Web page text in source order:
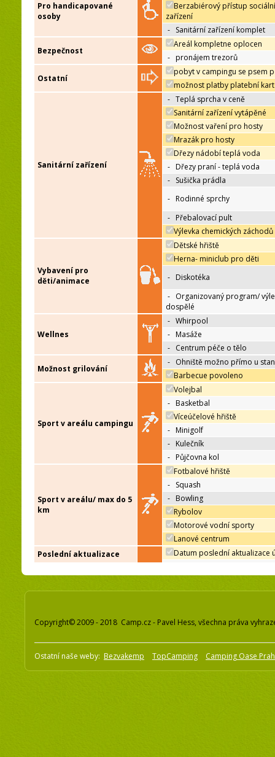
Pro handicapované
osoby
Berzabiérový přístup sociální
zařízení
- Sanitární zařízení komplet
Bezpečnost
Areál kompletne oplocen
- pronájem trezorů
Ostatní
pobyt v campingu se psem
možnost platby platební
Sanitární zařízení
- Teplá sprcha v ceně
Sanitární zařízení vytápěné
Možnost vaření pro hosty
Mrazák pro hosty
Dřezy nádobí teplá voda
- Dřezy praní - teplá voda
- Sušička prádla
- Rodinné sprchy
- Přebalovací pult
Výlevka chemických záchodů
Vybavení pro
děti/animace
Dětské hřiště
Herna- miniclub pro děti
- Diskotéka
- Organizovaný program/
dospělé
Wellnes
- Whirpool
- Masáže
- Centrum péče o tělo
Možnost grilování
- Ohniště možno přímo u
Barbecue povoleno
Sport v areálu campingu
Volejbal
- Basketbal
Víceúčelové hřiště
- Minigolf
- Kulečník
- Půjčovna kol
Sport v areálu/ max do 5
km
Fotbalové hřiště
- Squash
- Bowling
Rybolov
Motorové vodní sporty
Lanové centrum
Poslední aktualizace
Datum poslední aktualizace
Copyright© 2009 - 2018 Camp.cz - Pavel Hess, všechna práva
Ostatní naše weby: Bezvakemp TopCamping Camping Oase